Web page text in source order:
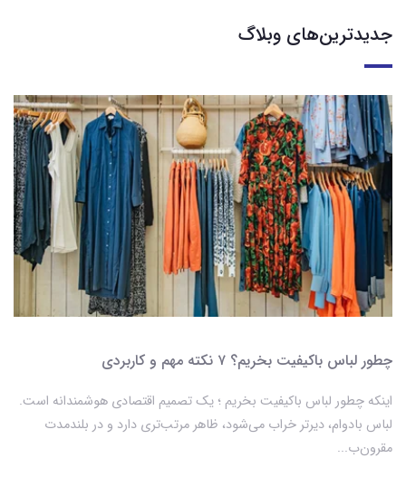
جدیدترین‌های وبلاگ
چطور لباس باکیفیت بخریم؟ ۷ نکته مهم و کاربردی
اینکه چطور لباس باکیفیت بخریم ؛ یک تصمیم اقتصادی هوشمندانه است.
لباس بادوام، دیرتر خراب می‌شود، ظاهر مرتب‌تری دارد و در بلندمدت
مقرون‌ب...